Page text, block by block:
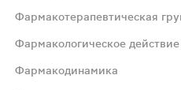
Фармакотерапевтическая
Фармакологическое действие
Фармакодинамика